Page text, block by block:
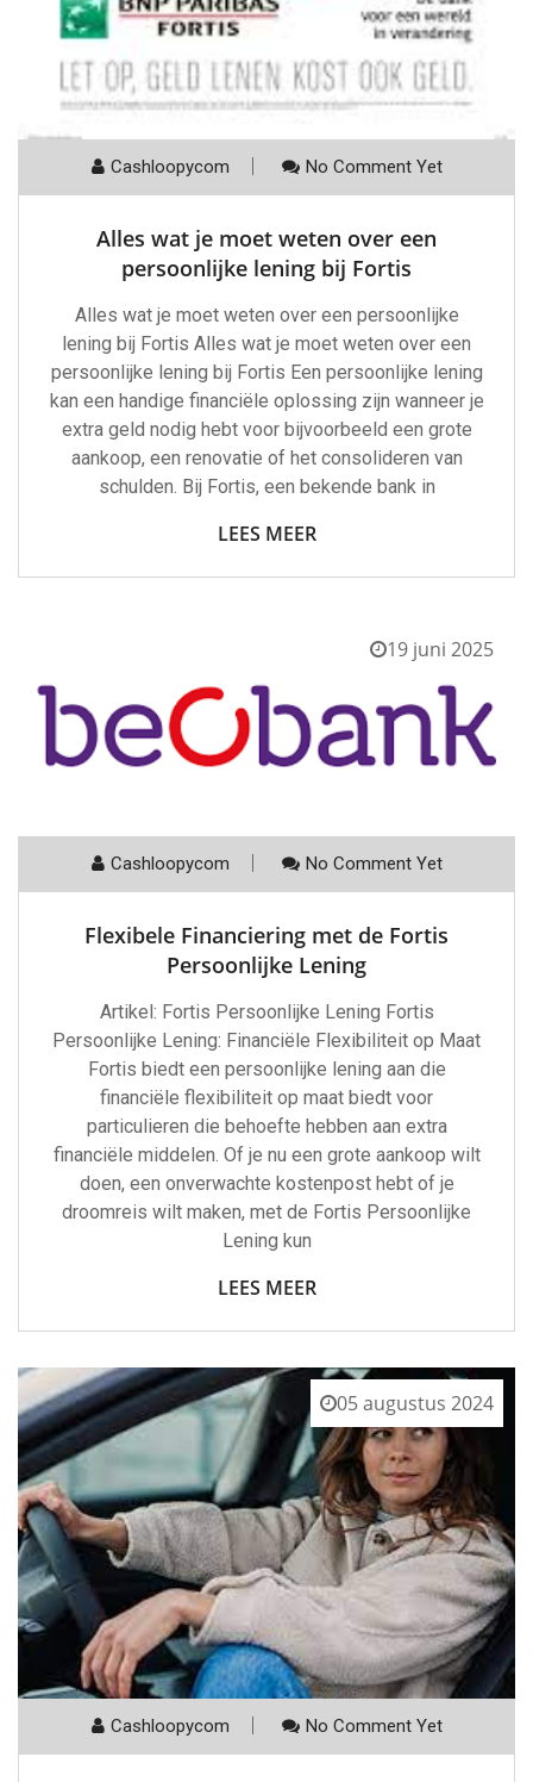
Cashloopycom No Comment Yet
Alles wat je moet weten over een
persoonlijke lening bij Fortis
Alles wat je moet weten over een persoonlijke
lening bij Fortis Alles wat je moet weten over een
persoonlijke lening bij Fortis Een persoonlijke lening
kan een handige financiële oplossing zijn wanneer je
extra geld nodig hebt voor bijvoorbeeld een grote
aankoop, een renovatie of het consolideren van
schulden. Bij Fortis, een bekende bank in
LEES MEER
19 juni 2025
Cashloopycom No Comment Yet
Flexibele Financiering met de Fortis
Persoonlijke Lening
Artikel: Fortis Persoonlijke Lening Fortis
Persoonlijke Lening: Financiële Flexibiliteit op Maat
Fortis biedt een persoonlijke lening aan die
financiële flexibiliteit op maat biedt voor
particulieren die behoefte hebben aan extra
financiële middelen. Of je nu een grote aankoop wilt
doen, een onverwachte kostenpost hebt of je
droomreis wilt maken, met de Fortis Persoonlijke
Lening kun
LEES MEER
05 augustus 2024
Cashloopycom No Comment Yet